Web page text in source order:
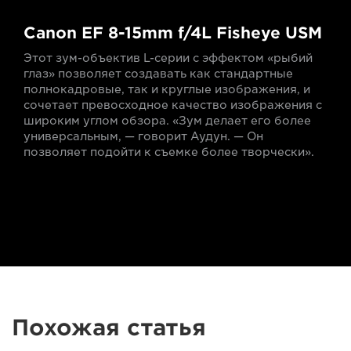
Canon EF 8-15mm f/4L Fisheye USM
Этот зум-объектив L-серии с эффектом «рыбий
глаз» позволяет создавать как стандартные
полнокадровые, так и круглые изображения, и
сочетает превосходное качество изображения с
широким углом обзора. «Зум делает его более
универсальным, — говорит Аудун. — Он
позволяет подойти к съемке более творчески».
Похожая статья